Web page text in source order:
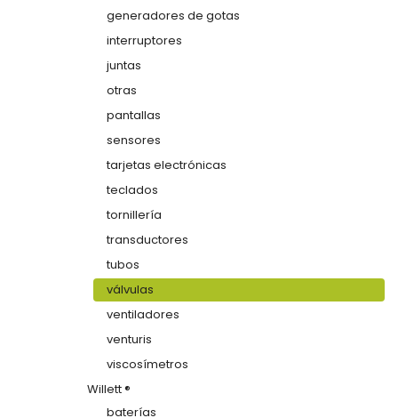
generadores de gotas
interruptores
juntas
otras
pantallas
sensores
tarjetas electrónicas
teclados
tornillería
transductores
tubos
válvulas
ventiladores
venturis
viscosímetros
Willett ®
baterías